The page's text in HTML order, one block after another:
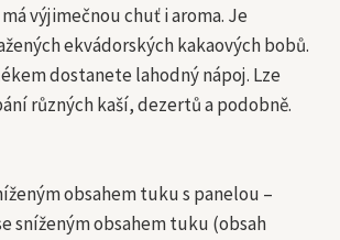
výjimečnou chuť i aroma. Je
ekvádorských kakaových bobů.
dostanete lahodný nápoj. Lze
různých kaší, dezertů a podobně.
obsahem tuku s panelou –
sníženým obsahem tuku (obsah